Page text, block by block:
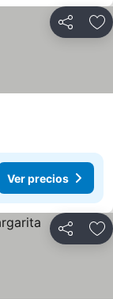
Compartir
Ver precios
Compartir